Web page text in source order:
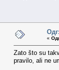
«
Zato što su
pravilo, ali ne